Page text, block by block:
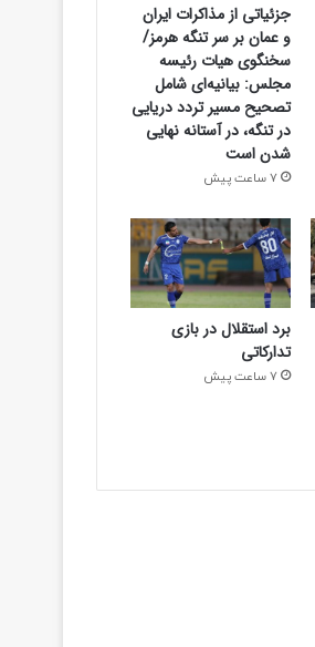
سرمایه نیاز دارد؟ +
جزئیاتی از مذاکرات ایران
و عمان بر سر تنگه هرمز/
سخنگوی هیات رئیسه
مجلس: بیانیه‌ای شامل
تصحیح مسیر تردد دریایی
در تنگه، در آستانه نهایی
شدن است
7 ساعت پیش
برد استقلال در بازی
تدارکاتی
7 ساعت پیش